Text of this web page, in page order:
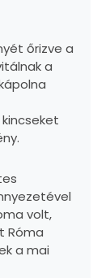
őrizve a
a
volt,
Róma
a mai